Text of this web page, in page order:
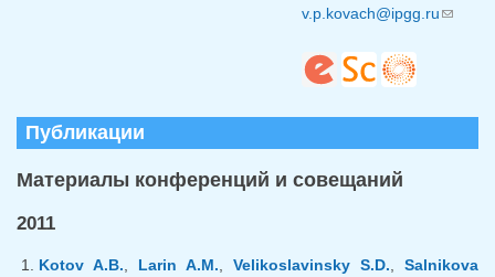
для
v.p.kovach@ipgg.ru(ссылка
Публикации
Материалы конференций и совещаний
2011
Kotov A.B. Larin A.M. Velikoslavinsky S.D.
Salnikova